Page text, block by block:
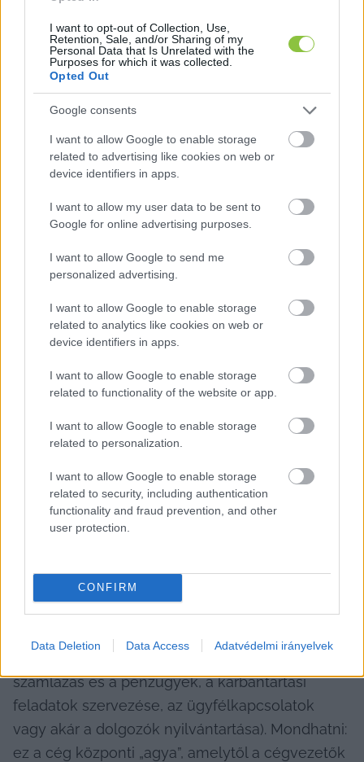
I want to opt-out of Collection, Use,
Retention, Sale, and/or Sharing of my
Personal Data that Is Unrelated with the
Purposes for which it was collected.
Opted Out
Google consents
I want to allow Google to enable storage
related to advertising like cookies on web or
device identifiers in apps.
I want to allow my user data to be sent to
Google for online advertising purposes.
I want to allow Google to send me
personalized advertising.
I want to allow Google to enable storage
related to analytics like cookies on web or
device identifiers in apps.
I want to allow Google to enable storage
related to functionality of the website or app.
I want to allow Google to enable storage
related to personalization.
I want to allow Google to enable storage
related to security, including authentication
functionality and fraud prevention, and other
user protection.
CONFIRM
Data Deletion Data Access Adatvédelmi irányelvek
önkormányzati lakást és számos üzlethelyiséget
kezel – a cég válasza szerint semmilyen
szakirányú végzettséget vagy konkrét szakmai
orientációt nem írt elő a kockázatkezelő
koordinátori posztra. A társaság indoklása szerint
míg a minőségirányítási munkakör az
alapfeladatok adminisztratív kontrollját célozza,
addig a kockázatkezelés az üzleti
ingatlanállományhoz kapcsolódik. Ennek
fényében a városi cég meglehetősen
megengedő feltételeket szabott: „
elvárás volt a számítógépes alapismeretek, jó
elemző képesség, analitikus gondolkodásmód,
precíz munkavégzés ” – olvasható a Kik-For
válaszlevéleben.
Aki járatos a céges világban, pontosan tudja,
hogy a vállalatirányítási rendszerek (ERP) ma
működésben. Lényegük, hogy egyetlen
platformon fogják össze a szervezet
lehet például a bérleti szerződések kezelése, a
számlázás és a pénzügyek, a karbantartási
feladatok szervezése, az ügyfélkapcsolatok
vagy akár a dolgozók nyilvántartása). Mondhatni:
ez a cég központi „agya”, amelytől a cégvezetők